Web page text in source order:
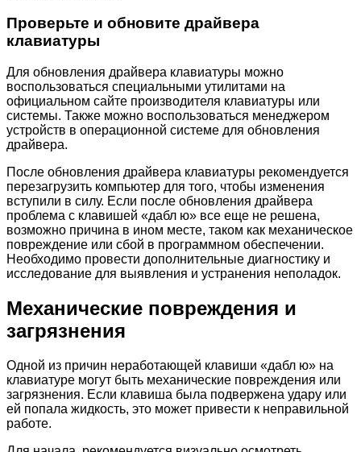
Проверьте и обновите драйвера
клавиатуры
Для обновления драйвера клавиатуры можно
воспользоваться специальными утилитами на
официальном сайте производителя клавиатуры или
системы. Также можно воспользоваться менеджером
устройств в операционной системе для обновления
драйвера.
После обновления драйвера клавиатуры рекомендуется
перезагрузить компьютер для того, чтобы изменения
вступили в силу. Если после обновления драйвера
проблема с клавишей «дабл ю» все еще не решена,
возможно причина в ином месте, таком как механическое
повреждение или сбой в программном обеспечении.
Необходимо провести дополнительные диагностику и
исследование для выявления и устранения неполадок.
Механические повреждения и
загрязнения
Одной из причин неработающей клавиши «дабл ю» на
клавиатуре могут быть механические повреждения или
загрязнения. Если клавиша была подвержена удару или
ей попала жидкость, это может привести к неправильной
работе.